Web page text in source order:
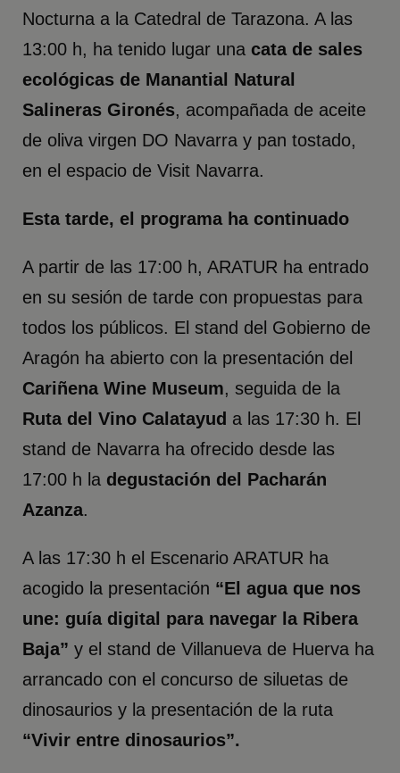
Nocturna a la Catedral de Tarazona. A las
13:00 h, ha tenido lugar unacata de sales
ecológicas de Manantial Natural
Salineras Gironés, acompañada de aceite
de oliva virgen DO Navarra y pan tostado,
en el espacio de Visit Navarra.
Esta tarde, el programa ha continuado
A partir de las 17:00 h, ARATUR ha entrado
en su sesión de tarde con propuestas para
todos los públicos. El stand del Gobierno de
Aragón ha abierto con la presentación del
Cariñena Wine Museum, seguida de la
Ruta del Vino Calatayud a las 17:30 h. El
stand de Navarra ha ofrecido desde las
17:00 h la degustación del Pacharán
Azanza.
A las 17:30 h el Escenario ARATUR ha
acogido la presentación “El agua que nos
une: guía digital para navegar la Ribera
Baja” y el stand de Villanueva de Huerva ha
arrancado con el concurso de siluetas de
dinosaurios y la presentación de la ruta
“Vivir entre dinosaurios”.